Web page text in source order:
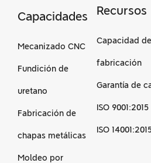
Capacidades
Mecanizado CNC
Fundición de
uretano
Fabricación de
chapas metálicas
Moldeo por
Recursos
Capacidad de
fabricación
Garantía de
ISO 9001:2015
ISO